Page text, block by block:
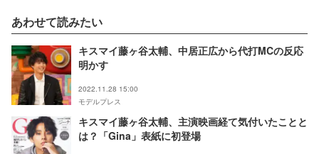
あわせて読みたい
キスマイ藤ヶ谷太輔、中居正広から代打MCの反応
明かす
2022.11.28 15:00
モデルプレス
キスマイ藤ヶ谷太輔、主演映画経て気付いたことと
は？「Gina」表紙に初登場